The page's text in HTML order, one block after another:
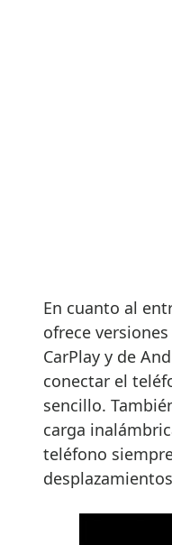
En cuanto al
ofrece
CarPlay y de
conectar el
sencillo.
carga
teléfono